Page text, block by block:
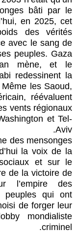
bâti par le
en 2025, cet
des vérités
avec le sang de
peuples. Gaza
mène, et le
redessinent la
les Saoud,
réévaluent
vents régionaux
et Tel-
Aviv.
des mensonges
la voix de la
et sur le
de la victoire de
l’empire des
peuples qui ont
de forger leur
mondialiste
criminel.